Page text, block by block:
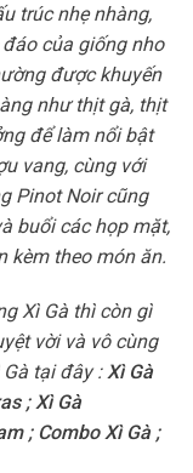
trúc nhẹ nhàng,
của giống nho
được khuyến
như thịt gà, thịt
để làm nổi bật
vang, cùng với
Pinot Noir cũng
buổi các họp mặt,
kèm theo món ăn.
Xì Gà thì còn gì
vời và vô cùng
tại đây :Xì Gà
;Xì Gà
; Combo Xì Gà;